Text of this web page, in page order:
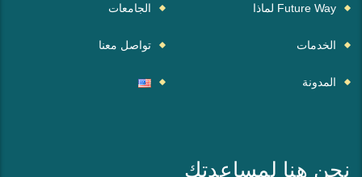
Future Way لماذا الجامعات
الخدمات تواصل معنا
المدونة
نحن هنا لمساعدتك